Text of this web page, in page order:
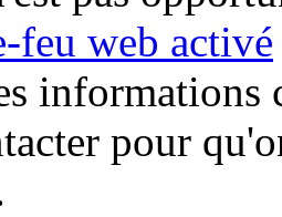
feu web activé
informations
pour